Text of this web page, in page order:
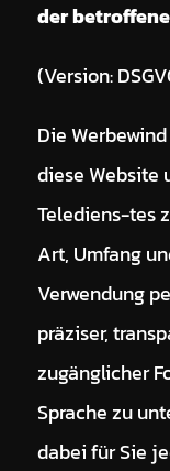
der
(Version:
Die
diese Website
Telediens-tes
Art, Umfang
Verwendung
präziser,
zugänglicher
Sprache zu
dabei für Sie